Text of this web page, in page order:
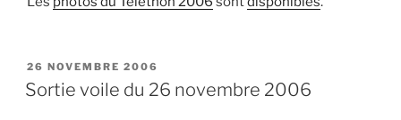
PUBLIÉ
LE
26 NOVEMBRE 2006
Sortie voile du 26 novembre 2006